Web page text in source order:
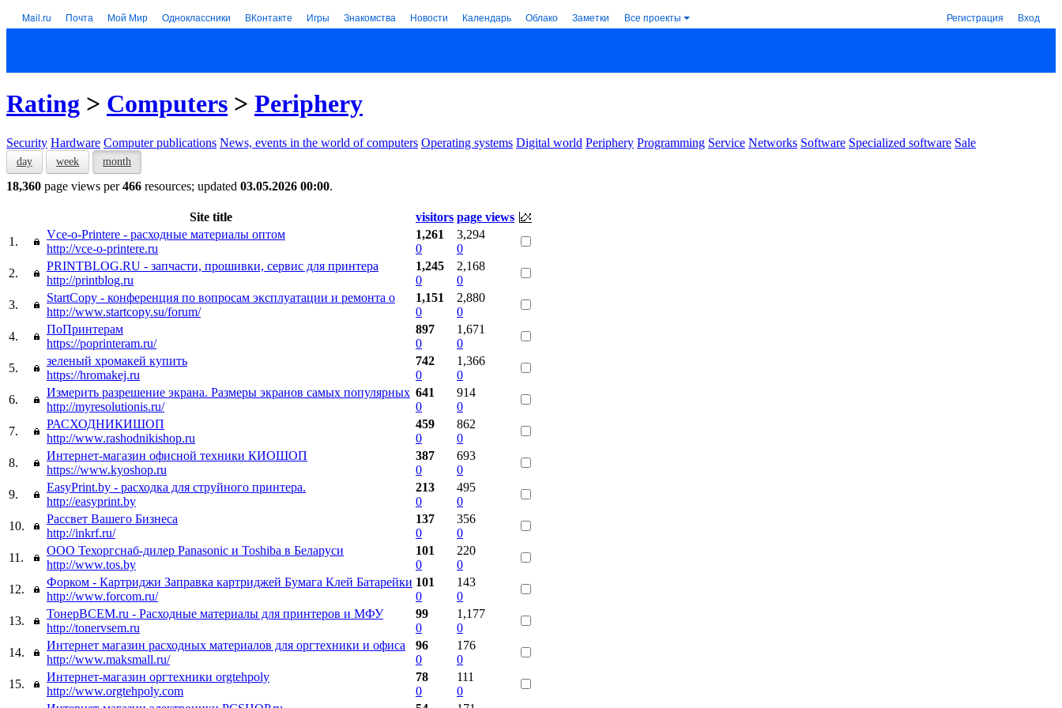
Mail.ru Почта Мой Мир Одноклассники ВКонтакте Игры Знакомства Новости Календарь Облако Заметки Все проекты Регистрация Вход
Rating > Computers > Periphery
Security Hardware Computer publications News, events in the world of computers Operating systems Digital world Periphery Programming Service Networks Software Specialized software Sale
day week month
18,360 page views per466 resources; updated 03.05.2026 00:00.
Site title visitors page views
1.
Vce-o-Printere - расходные материалы оптом
http://vce-o-printere.ru
1,261
0
3,294
0
2.
PRINTBLOG.RU - запчасти, прошивки, сервис для принтера
http://printblog.ru
1,245
0
2,168
0
3.
StartCopy - конференция по вопросам эксплуатации и ремонта о
http://www.startcopy.su/forum/
1,151
0
2,880
0
4.
ПоПринтерам
https://poprinteram.ru/
897
0
1,671
0
5.
зеленый хромакей купить
https://hromakej.ru
742
0
1,366
0
6.
Измерить разрешение экрана. Размеры экранов самых популярных
http://myresolutionis.ru/
641
0
914
0
7.
РАСХОДНИКИШОП
http://www.rashodnikishop.ru
459
0
862
0
8.
Интернет-магазин офисной техники КИОШОП
https://www.kyoshop.ru
387
0
693
0
9.
EasyPrint.by - расходка для струйного принтера.
http://easyprint.by
213
0
495
0
10.
Рассвет Вашего Бизнеса
http://inkrf.ru/
137
0
356
0
11.
ООО Техоргснаб-дилер Panasonic и Toshiba в Беларуси
http://www.tos.by
101
0
220
0
12.
Форком - Картриджи Заправка картриджей Бумага Клей Батарейки
http://www.forcom.ru/
101
0
143
0
13.
ТонерВСЕМ.ru - Расходные материалы для принтеров и МФУ
http://tonervsem.ru
99
0
1,177
0
14.
Интернет магазин расходных материалов для оргтехники и офиса
http://www.maksmall.ru/
96
0
176
0
15.
Интернет-магазин оргтехники orgtehpoly
http://www.orgtehpoly.com
78
0
111
0